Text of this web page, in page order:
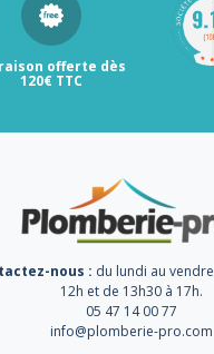
offerte dès
120€ TTC
nous : du lundi au
12h et de 13h30 à 17h.
05 47 14 00 77
info@plomberie-pro.com